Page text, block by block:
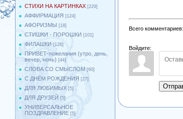
СТИХИ НА КАРТИНКАХ [229]
АФФИРМАЦИЯ [124]
АФОРИЗМЫ [18]
СТИШКИ - ПОРОШКИ [101]
ФИЛАШКИ [126]
ПРИВЕТ-пожелания (утро, день,
вечер, ночь) [44]
СЛОВА СО СМЫСЛОМ [60]
С ДНЁМ РОЖДЕНИЯ [27]
ДЛЯ ЛЮБИМЫХ [5]
ДЛЯ ДРУЗЕЙ [5]
УНИВЕРСАЛЬНОЕ
ПОЗДРАВЛЕНИЕ [5]
Всего комментариев:
Войдите: